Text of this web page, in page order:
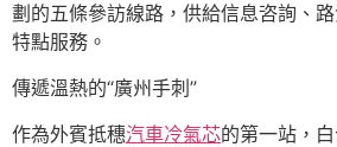
劃的五條參訪線路，供給信息咨詢、
特點服務。
傳遞溫熱的“廣州手刺”
作為外賓抵穗汽車冷氣芯的第一站，